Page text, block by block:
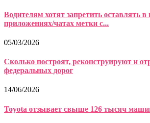
Водителям хотят запретить оставлять в
приложениях/чатах метки с...
05/03/2026
Сколько построят, реконструируют и
федеральных дорог
14/06/2026
Toyota отзывает свыше 126 тысяч